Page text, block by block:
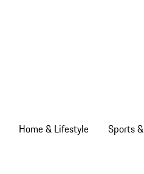
Home & Lifestyle Sports